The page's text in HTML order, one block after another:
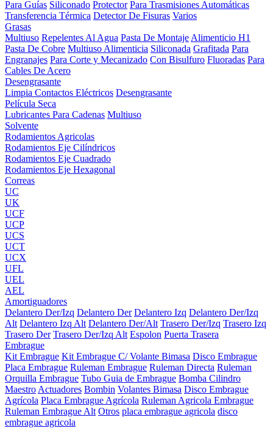
Para Guías Siliconado Protector Para Trasmisiones Automáticas
Transferencia Térmica Detector De Fisuras Varios
Grasas
Multiuso Repelentes Al Agua Pasta De Montaje Alimenticio H1
Pasta De Cobre Multiuso Alimenticia Siliconada Grafitada Para
Engranajes Para Corte y Mecanizado Con Bisulfuro Fluoradas Para
Cables De Acero
Desengrasante
Limpia Contactos Eléctricos Desengrasante
Película Seca
Lubricantes Para Cadenas Multiuso
Solvente
Rodamientos Agricolas
Rodamientos Eje Cilíndricos
Rodamientos Eje Cuadrado
Rodamientos Eje Hexagonal
Correas
UC
UK
UCF
UCP
UCS
UCT
UCX
UFL
UEL
AEL
Amortiguadores
Delantero Der/Izq Delantero Der Delantero Izq Delantero Der/Izq
Alt Delantero Izq Alt Delantero Der/Alt Trasero Der/Izq Trasero Izq
Trasero Der Trasero Der/Izq Alt Espolon Puerta Trasera
Embrague
Kit Embrague Kit Embrague C/ Volante Bimasa Disco Embrague
Placa Embrague Ruleman Embrague Ruleman Directa Ruleman
Orquilla Embrague Tubo Guia de Embrague Bomba Cilindro
Maestro Actuadores Bombin Volantes Bimasa Disco Embrague
Agrícola Placa Embrague Agrícola Ruleman Agricola Embrague
Ruleman Embrague Alt Otros placa embrague agricola disco
embrague agricola